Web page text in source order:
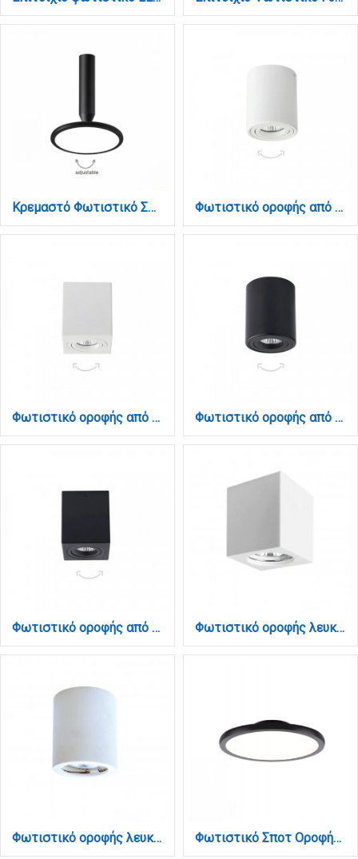
Κρεμαστό Φωτιστικό Σποτ LED 12W, 3CCT, Μαύρο, 120°, D:18x22.2cm (9092-Black) Φωτιστικό οροφής από λευκό μέταλλο 1XGU10 D:7,8cm (42025-WH)
Φωτιστικό οροφής από λευκό μέταλλο 1XGU10 D:7,8cm (42026-WH) Φωτιστικό οροφής από μαύρο μέταλλο 1XGu10 D:7,8cm (42025-BL)
Φωτιστικό οροφής από μαύρο μέταλλο 1XGU10 D:7,8cm (42026-BL) Φωτιστικό οροφής λευκό από γύψο 1XGU10 D:7cm (42165)
Φωτιστικό οροφής λευκό από γύψο 1XGU10 D:7cm (42166) Φωτιστικό Σποτ Οροφής LED 12W, 3CCT, Μαύρο, 120° D:18x4cm (9093-Black)